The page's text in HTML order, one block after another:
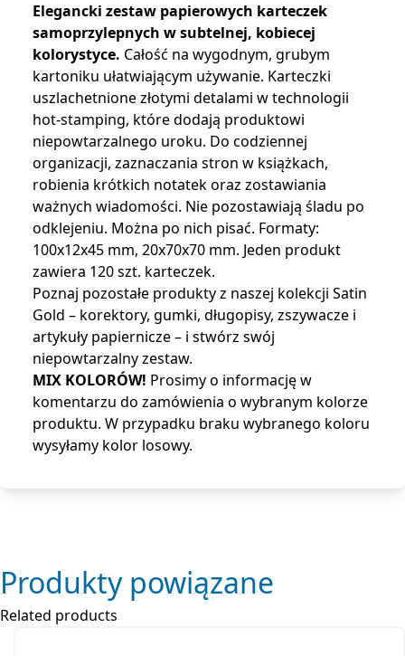
Elegancki zestaw papierowych karteczek
samoprzylepnych w subtelnej, kobiecej
kolorystyce. Całość na wygodnym, grubym
kartoniku ułatwiającym używanie. Karteczki
uszlachetnione złotymi detalami w technologii
hot-stamping, które dodają produktowi
niepowtarzalnego uroku. Do codziennej
organizacji, zaznaczania stron w książkach,
robienia krótkich notatek oraz zostawiania
ważnych wiadomości. Nie pozostawiają śladu po
odklejeniu. Można po nich pisać. Formaty:
100x12x45 mm, 20x70x70 mm. Jeden produkt
zawiera 120 szt. karteczek.
Poznaj pozostałe produkty z naszej kolekcji Satin
Gold – korektory, gumki, długopisy, zszywacze i
artykuły papiernicze – i stwórz swój
niepowtarzalny zestaw.
MIX KOLORÓW! Prosimy o informację w
komentarzu do zamówienia o wybranym kolorze
produktu. W przypadku braku wybranego koloru
wysyłamy kolor losowy.
Produkty powiązane
Related products